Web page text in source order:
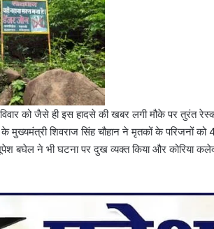
को जैसे ही इस हादसे की खबर लगी मौके पर तुरंत
मुख्यमंत्री शिवराज सिंह चौहान ने मृतकों के परिजनों
बघेल ने भी घटना पर दुख व्यक्त किया और कोरिया